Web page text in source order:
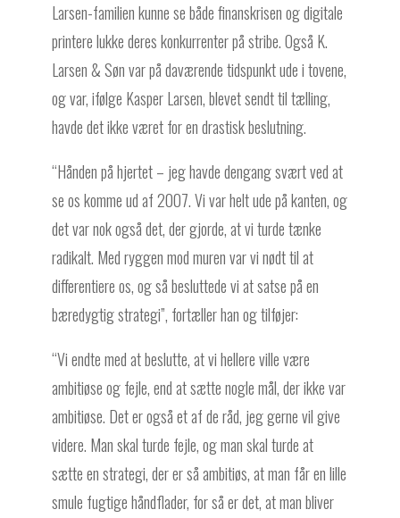
Larsen-familien kunne se både finanskrisen og digitale
printere lukke deres konkurrenter på stribe. Også K.
Larsen & Søn var på daværende tidspunkt ude i tovene,
og var, ifølge Kasper Larsen, blevet sendt til tælling,
havde det ikke været for en drastisk beslutning.
“Hånden på hjertet – jeg havde dengang svært ved at
se os komme ud af 2007. Vi var helt ude på kanten, og
det var nok også det, der gjorde, at vi turde tænke
radikalt. Med ryggen mod muren var vi nødt til at
differentiere os, og så besluttede vi at satse på en
bæredygtig strategi”, fortæller han og tilføjer:
“Vi endte med at beslutte, at vi hellere ville være
ambitiøse og fejle, end at sætte nogle mål, der ikke var
ambitiøse. Det er også et af de råd, jeg gerne vil give
videre. Man skal turde fejle, og man skal turde at
sætte en strategi, der er så ambitiøs, at man får en lille
smule fugtige håndflader, for så er det, at man bliver